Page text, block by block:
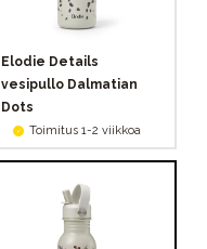
Elodie Details
vesipullo Dalmatian
Dots
Toimitus 1-2 viikkoa